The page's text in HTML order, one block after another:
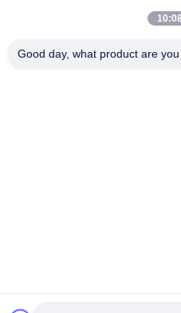
Politique de confidentialité | Chine
Good day, what product are